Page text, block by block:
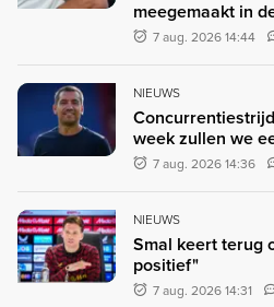
meegemaakt in
7 aug. 2026 14:44
NIEUWS
week zullen we
7 aug. 2026 14:36
NIEUWS
Smal keert terug
positief"
7 aug. 2026 14:31